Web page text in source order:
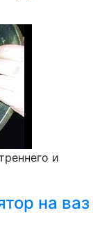
и
на ваз